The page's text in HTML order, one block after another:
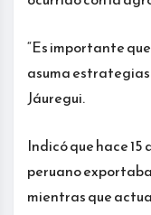
“Es importante
asuma
Jáuregui.
Indicó que hace
peruano
mientras que